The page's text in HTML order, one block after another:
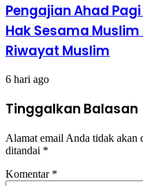
Pengajian Ahad
Hak Sesama
Riwayat Muslim
6 hari ago
Tinggalkan Balasan
Alamat email Anda tidak akan
ditandai *
Komentar *